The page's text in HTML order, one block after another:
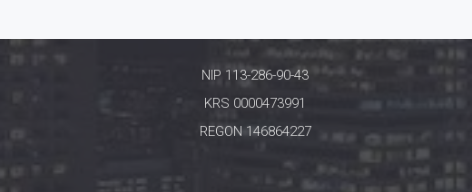
NIP 113-286-90-43
KRS 0000473991
REGON 146864227